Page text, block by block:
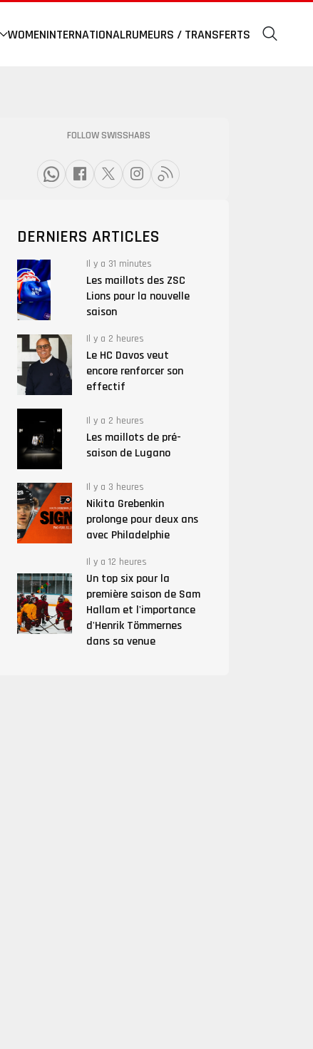
WOMENINTERNATIONALRUMEURS / TRANSFERTS
FOLLOW SWISSHABS
DERNIERS ARTICLES
Il y a 31 minutes
Les maillots des ZSC
Lions pour la nouvelle
saison
Il y a 2 heures
Le HC Davos veut
encore renforcer son
effectif
Il y a 2 heures
Les maillots de pré-
saison de Lugano
Il y a 3 heures
Nikita Grebenkin
prolonge pour deux ans
avec Philadelphie
Il y a 12 heures
Un top six pour la
première saison de Sam
Hallam et l'importance
d'Henrik Tömmernes
dans sa venue